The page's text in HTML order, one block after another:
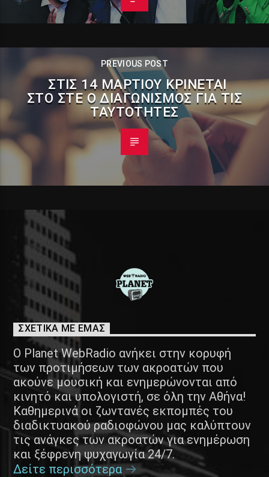
PREVIOUS POST
ΣΤΙΣ 14 ΜΑΡΤΊΟΥ ΚΡΊΝΕΤΑΙ
ΣΤΟ ΣΤΕ Ο ΔΙΑΓΩΝΙΣΜΌΣ ΓΙΑ ΤΙΣ
ΤΑΥΤΌΤΗΤΕΣ
ΣΧΕΤΙΚΑ ΜΕ ΕΜΑΣ
Ο Planet WebRadio ανήκει στην κορυφή
των προτιμήσεων των ακροατών που
ακούνε μουσική και ενημερώνονται από
κινητό και υπολογιστή, σε όλη την Αθήνα!
Καθημερινά οι ζωντανές εκπομπές του
διαδικτυακού ραδιοφώνου μας καλύπτουν
τις ανάγκες των ακροατών για ενημέρωση
και ξέφρενη ψυχαγωγία 24/7.
Δείτε περισσότερα